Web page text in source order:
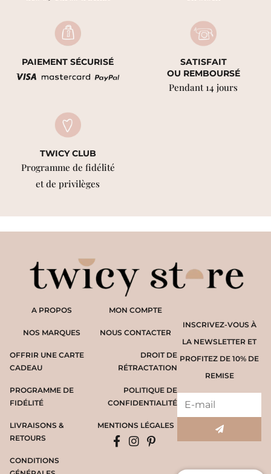
PAIEMENT SÉCURISÉ
SATISFAIT
OU REMBOURSÉ
Pendant 14 jours
TWICY CLUB
Programme de fidélité
et de privilèges
A PROPOS
NOS MARQUES
OFFRIR UNE CARTE
CADEAU
PROGRAMME DE
FIDÉLITÉ
LIVRAISONS &
RETOURS
CONDITIONS
INSCRIVEZ-VOUS À
LA NEWSLETTER ET
PROFITEZ DE 10% DE
REMISE
MON COMPTE
NOUS CONTACTER
DROIT DE
RÉTRACTATION
POLITIQUE DE
CONFIDENTIALITÉ
MENTIONS LÉGALES